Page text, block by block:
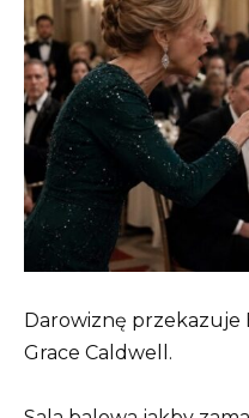
Darowiznę przekazuje
Grace Caldwell.